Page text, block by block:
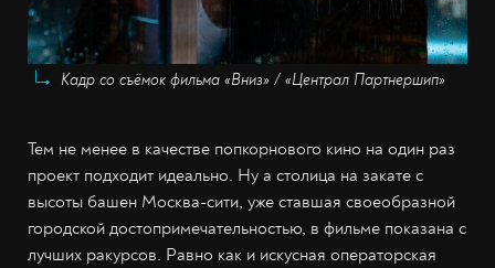
Кадр со съёмок фильма «Вниз» / «Централ Партнершип»
Тем не менее в качестве попкорнового кино на один раз
проект подходит идеально. Ну а столица на закате с
высоты башен Москва-сити, уже ставшая своеобразной
городской достопримечательностью, в фильме показана с
лучших ракурсов. Равно как и искусная операторская